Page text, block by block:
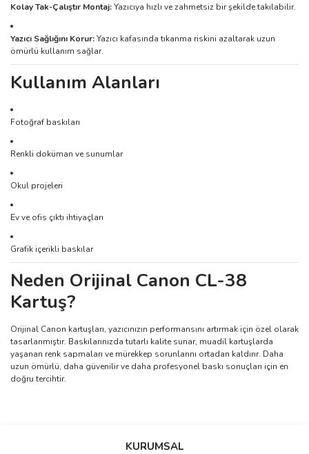
Kolay Tak-Çalıştır Montaj:Yazıcıya hızlı ve zahmetsiz bir şekilde takılabilir.
Yazıcı Sağlığını Korur:Yazıcı kafasında tıkanma riskini azaltarak uzun
ömürlü kullanım sağlar.
Kullanım Alanları
Fotoğraf baskıları
Renkli doküman ve sunumlar
Okul projeleri
Ev ve ofis çıktı ihtiyaçları
Grafik içerikli baskılar
Neden Orijinal Canon CL-38
Kartuş?
Orijinal Canon kartuşları, yazıcınızın performansını artırmak için özel olarak
tasarlanmıştır. Baskılarınızda tutarlı kalite sunar, muadil kartuşlarda
yaşanan renk sapmaları ve mürekkep sorunlarını ortadan kaldırır. Daha
uzun ömürlü, daha güvenilir ve daha profesyonel baskı sonuçları için en
doğru tercihtir.
Bu ürüne ilk yorumu siz yapın!
KURUMSAL